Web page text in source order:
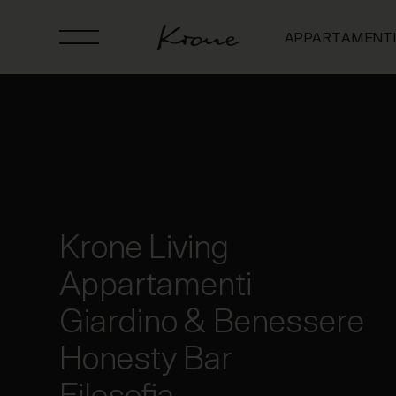
APPARTAMENTI
Krone Living
Appartamenti
Giardino & Benessere
Honesty Bar
Cookies
Questo sito web utilizza i cookie.